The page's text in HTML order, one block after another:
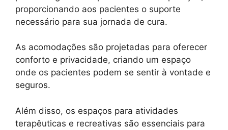
proporcionando aos pacientes o suporte
necessário para sua jornada de cura.
As acomodações são projetadas para oferecer
conforto e privacidade, criando um espaço
onde os pacientes podem se sentir à vontade e
seguros.
Além disso, os espaços para atividades
terapêuticas e recreativas são essenciais para